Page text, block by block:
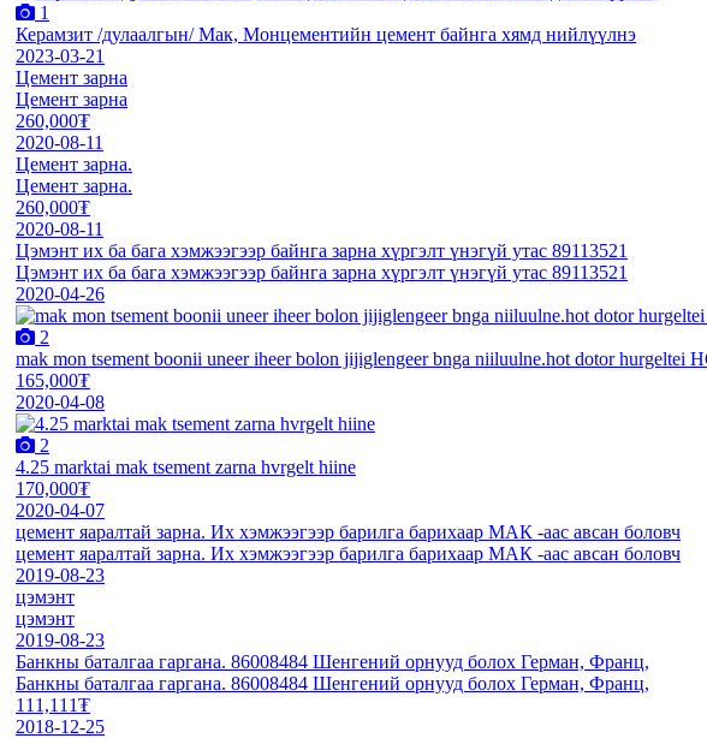
1
Керамзит /дулаалгын/ Мак, Монцементийн цемент байнга хямд нийлүүлнэ
2023-03-21
Цемент зарна
Цемент зарна
260,000₮
2020-08-11
Цемент зарна.
Цемент зарна.
260,000₮
2020-08-11
Цэмэнт их ба бага хэмжээгээр байнга зарна хүргэлт үнэгүй утас 89113521
Цэмэнт их ба бага хэмжээгээр байнга зарна хүргэлт үнэгүй утас 89113521
2020-04-26
2
mak mon tsement boonii uneer iheer bolon jijiglengeer bnga niiluulne.hot dotor hurgeltei
165,000₮
2020-04-08
2
4.25 marktai mak tsement zarna hvrgelt hiine
170,000₮
2020-04-07
цемент яаралтай зарна. Их хэмжээгээр барилга барихаар МАК -аас авсан боловч
цемент яаралтай зарна. Их хэмжээгээр барилга барихаар МАК -аас авсан боловч
2019-08-23
цэмэнт
цэмэнт
2019-08-23
Банкны баталгаа гаргана. 86008484 Шенгений орнууд болох Герман, Франц,
Банкны баталгаа гаргана. 86008484 Шенгений орнууд болох Герман, Франц,
111,111₮
2018-12-25